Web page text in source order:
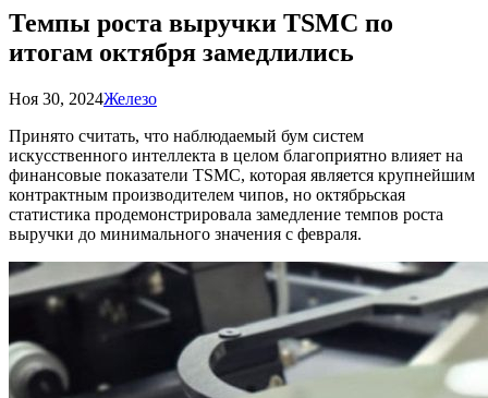
Темпы роста выручки TSMC по
итогам октября замедлились
Ноя 30, 2024Железо
Принято считать, что наблюдаемый бум систем
искусственного интеллекта в целом благоприятно влияет на
финансовые показатели TSMC, которая является крупнейшим
контрактным производителем чипов, но октябрьская
статистика продемонстрировала замедление темпов роста
выручки до минимального значения с февраля.